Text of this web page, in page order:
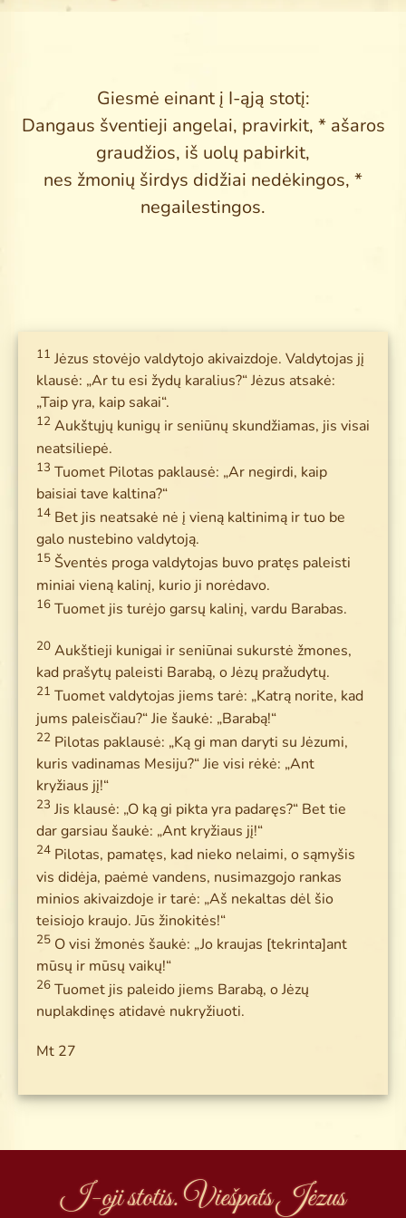
Search
Giesmė einant į I-ąją stotį:
Dangaus šventieji angelai, pravirkit, * ašaros
graudžios, iš uolų pabirkit,
nes žmonių širdys didžiai nedėkingos, *
negailestingos.
11 Jėzus stovėjo valdytojo akivaizdoje. Valdytojas jį
klausė: „Ar tu esi žydų karalius?“ Jėzus atsakė:
„Taip yra, kaip sakai“.
12 Aukštųjų kunigų ir seniūnų skundžiamas, jis visai
neatsiliepė.
13 Tuomet Pilotas paklausė: „Ar negirdi, kaip
baisiai tave kaltina?“
14 Bet jis neatsakė nė į vieną kaltinimą ir tuo be
galo nustebino valdytoją.
15 Šventės proga valdytojas buvo pratęs paleisti
miniai vieną kalinį, kurio ji norėdavo.
16 Tuomet jis turėjo garsų kalinį, vardu Barabas.
20 Aukštieji kunigai ir seniūnai sukurstė žmones,
kad prašytų paleisti Barabą, o Jėzų pražudytų.
21 Tuomet valdytojas jiems tarė: „Katrą norite, kad
jums paleisčiau?“ Jie šaukė: „Barabą!“
22 Pilotas paklausė: „Ką gi man daryti su Jėzumi,
kuris vadinamas Mesiju?“ Jie visi rėkė: „Ant
kryžiaus jį!“
23 Jis klausė: „O ką gi pikta yra padaręs?“ Bet tie
dar garsiau šaukė: „Ant kryžiaus jį!“
24 Pilotas, pamatęs, kad nieko nelaimi, o sąmyšis
vis didėja, paėmė vandens, nusimazgojo rankas
minios akivaizdoje ir tarė: „Aš nekaltas dėl šio
teisiojo kraujo. Jūs žinokitės!“
25 O visi žmonės šaukė: „Jo kraujas [tekrinta]ant
mūsų ir mūsų vaikų!“
26 Tuomet jis paleido jiems Barabą, o Jėzų
nuplakdinęs atidavė nukryžiuoti.
Mt 27
I-oji stotis. Viešpats Jėzus